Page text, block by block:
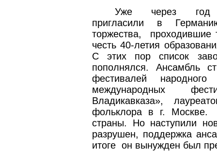
Уже через
пригласили в
торжества,
проходившие
честь 40-летия
С этих пор список
пополнялся. Ансамбль
фестивалей
международных
Владикавказа»,
фольклора в г. Москве.
страны. Но наступили
разрушен, поддержка
итоге он вынужден был